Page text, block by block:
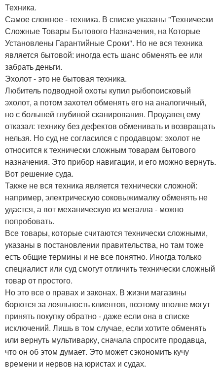
Техника.
Самое сложное - техника. В списке указаны "Технически
Сложные Товары Бытового Назначения, на Которые
Установлены Гарантийные Сроки". Но не вся техника
является бытовой: иногда есть шанс обменять ее или
забрать деньги.
Эхолот - это не бытовая техника.
Любитель подводной охоты купил рыбопоисковый
эхолот, а потом захотел обменять его на аналогичный,
но с большей глубиной сканирования. Продавец ему
отказал: технику без дефектов обменивать и возвращать
нельзя. Но суд не согласился с продавцом: эхолот не
относится к технически сложным товарам бытового
назначения. Это прибор навигации, и его можно вернуть.
Вот решение суда.
Также не вся техника является технически сложной:
например, электрическую соковыжималку обменять не
удастся, а вот механическую из металла - можно
попробовать.
Все товары, которые считаются технически сложными,
указаны в постановлении правительства, но там тоже
есть общие термины и не все понятно. Иногда только
специалист или суд смогут отличить технически сложный
товар от простого.
Но это все о правах и законах. В жизни магазины
борются за лояльность клиентов, поэтому вполне могут
принять покупку обратно - даже если она в списке
исключений. Лишь в том случае, если хотите обменять
или вернуть мультиварку, сначала спросите продавца,
что он об этом думает. Это может сэкономить кучу
времени и нервов на юристах и судах.